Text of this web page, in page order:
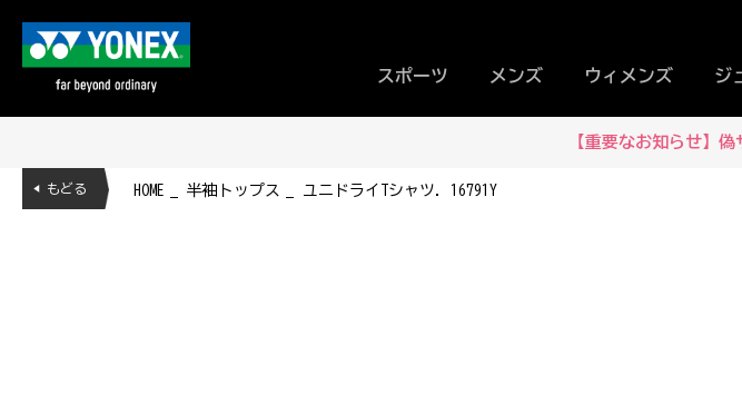
スポーツ メンズ ウィメンズ ジ
【重要なお知らせ】
HOME 半袖トップス ユニドライTシャツ. 16791Y
◀ もどる